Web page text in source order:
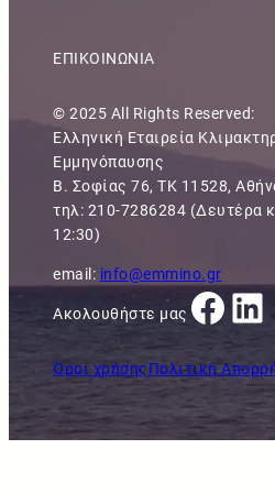
ΕΠΙΚΟΙΝΩΝΙΑ
© 2025 All Rights Reserved:
Ελληνική Εταιρεία
Εμμηνόπαυσης
Β. Σοφίας 76, ΤΚ 11528,
τηλ: 210-7286284 (Δευτέρα
12:30)
email: info@emmino.gr
Ακολουθήστε μας
Όροι χρήσηςΠολιτική